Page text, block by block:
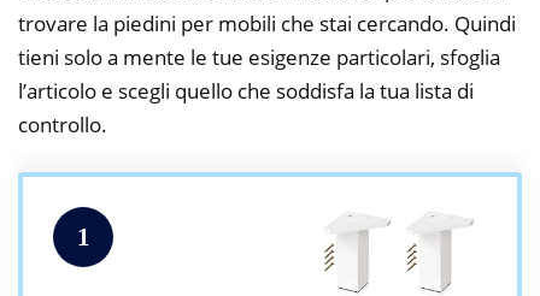
trovare la piedini per mobili che stai cercando. Quindi
tieni solo a mente le tue esigenze particolari, sfoglia
l’articolo e scegli quello che soddisfa la tua lista di
controllo.
1